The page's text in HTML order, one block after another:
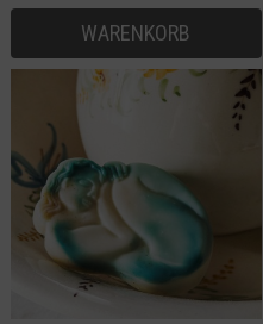
Versand
WARENKORB